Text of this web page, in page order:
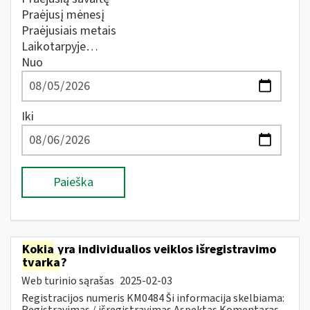
Praėjusį mėnesį
Praėjusiais metais
Laikotarpyje…
Nuo
Iki
Paieška
Kokia yra individualios veiklos išregistravimo
tvarka?
Web turinio sąrašas 2025-02-03
Registracijos numeris KM0484 Ši informacija skelbiama: